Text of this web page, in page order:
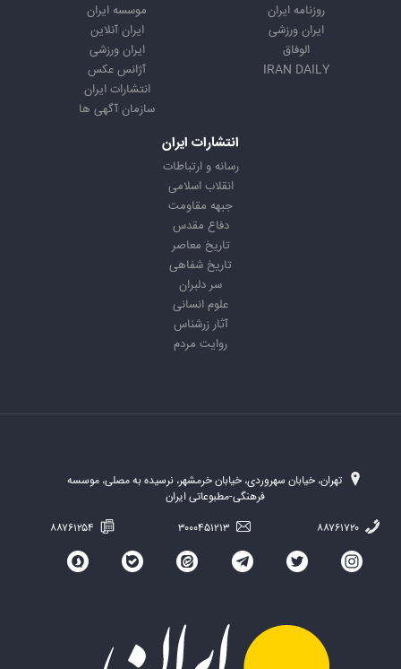
روزنامه ایران
ایران ورزشی
الوفاق
IRAN DAILY
موسسه ایران
ایران آنلاین
ایران ورزشی
آژانس عکس
انتشارات ایران
سازمان آگهی ها
انتشارات ایران
رسانه و ارتباطات
انقلاب اسلامی
جبهه مقاومت
دفاع مقدس
تاریخ معاصر
تاریخ شفاهی
سر دلبران
علوم انسانی
آثار زرشناس
روایت مردم
تهران، خیابان سهروردی، خیابان خرمشهر، نرسیده به مصلی، موسسه
فرهنگی-مطبوعاتی ایران